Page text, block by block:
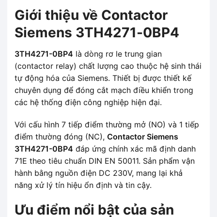
Giới thiệu về Contactor
Siemens 3TH4271-0BP4
3TH4271-0BP4 là dòng rơ le trung gian
(contactor relay) chất lượng cao thuộc hệ sinh thái
tự động hóa của Siemens. Thiết bị được thiết kế
chuyên dụng để đóng cắt mạch điều khiển trong
các hệ thống điện công nghiệp hiện đại.
Với cấu hình 7 tiếp điểm thường mở (NO) và 1 tiếp
điểm thường đóng (NC), Contactor Siemens
3TH4271-0BP4 đáp ứng chính xác mã định danh
71E theo tiêu chuẩn DIN EN 50011. Sản phẩm vận
hành bằng nguồn điện DC 230V, mang lại khả
năng xử lý tín hiệu ổn định và tin cậy.
Ưu điểm nổi bật của sản